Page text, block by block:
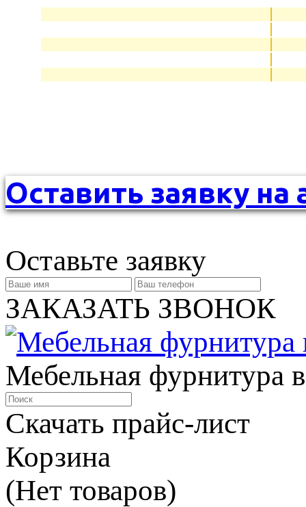
Оставить заявку на
Оставьте заявку
ЗАКАЗАТЬ ЗВОНОК
Мебельная фурнитура
Скачать прайс-лист
Корзина
(Нет товаров)